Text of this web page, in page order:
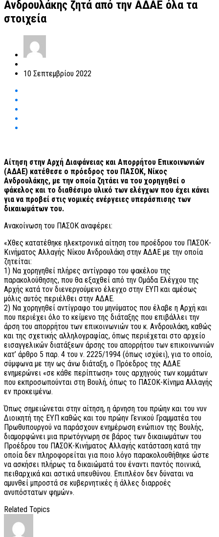
Ανδρουλάκης ζητά από την ΑΔΑΕ όλα τα
στοιχεία
10 Σεπτεμβρίου 2022
Aίτηση στην Αρχή Διαφάνειας και Απορρήτου Επικοινωνιών
(ΑΔΑΕ) κατέθεσε ο πρόεδρος του ΠΑΣΟΚ, Νίκος
Ανδρουλάκης, με την οποία ζητάει να του χορηγηθεί ο
φάκελος και το διαθέσιμο υλικό των ελέγχων που έχει κάνει
για να προβεί στις νομικές ενέργειες υπεράσπισης των
δικαιωμάτων του.
Ανακοίνωση του ΠΑΣΟΚ αναφέρει:
«Χθες κατατέθηκε ηλεκτρονικά αίτηση του προέδρου του ΠΑΣΟΚ-
Κινήματος Αλλαγής Νίκου Ανδρουλάκη στην ΑΔΑΕ με την οποία
ζητείται:
1) Να χορηγηθεί πλήρες αντίγραφο του φακέλου της
παρακολούθησης, που θα εξαχθεί από την Ομάδα Ελέγχου της
Αρχής κατά τον διενεργούμενο έλεγχο στην ΕΥΠ και αμέσως
μόλις αυτός περιέλθει στην ΑΔΑΕ.
2) Να χορηγηθεί αντίγραφο του μηνύματος που έλαβε η Αρχή και
που περιέχει όλο το κείμενο της διάταξης που επιβάλλει την
άρση του απορρήτου των επικοινωνιών του κ. Ανδρουλάκη, καθώς
και της σχετικής αλληλογραφίας, όπως περιέχεται στο αρχείο
εισαγγελικών διατάξεων άρσης του απορρήτου των επικοινωνιών
κατ’ άρθρο 5 παρ. 4 του ν. 2225/1994 (όπως ισχύει), για το οποίο,
σύμφωνα με την ως άνω διάταξη, ο Πρόεδρος της ΑΔΑΕ
ενημερώνει «σε κάθε περίπτωση» τους αρχηγούς των κομμάτων
που εκπροσωπούνται στη Βουλή, όπως το ΠΑΣΟΚ-Κίνημα Αλλαγής
εν προκειμένω.
Όπως σημειώνεται στην αίτηση, η άρνηση του πρώην και του νυν
Διοικητή της ΕΥΠ καθώς και του πρώην Γενικού Γραμματέα του
Πρωθυπουργού να παράσχουν ενημέρωση ενώπιον της Βουλής,
διαμορφώνει μια πρωτόγνωρη σε βάρος των δικαιωμάτων του
Προέδρου του ΠΑΣΟΚ-Κινήματος Αλλαγής κατάσταση κατά την
οποία δεν πληροφορείται για ποιο λόγο παρακολουθήθηκε ώστε
να ασκήσει πλήρως τα δικαιώματά του έναντι παντός ποινικά,
πειθαρχικά και αστικά υπευθύνου. Επιπλέον δεν δύναται να
αμυνθεί μπροστά σε κυβερνητικές ή άλλες διαρροές
ανυπόστατων φημών».
Related Topics